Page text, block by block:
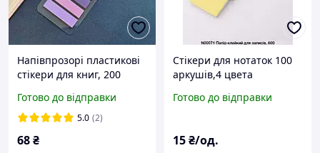
Напівпрозорі пластикові
стікери для книг, 200
стікери для книг та
блокнотів, липкі закладки
Готово до відправки
5.0 (2)
68₴
Стікери для нотаток 100
аркушів,4 цвета
Готово до відправки
15₴/од.